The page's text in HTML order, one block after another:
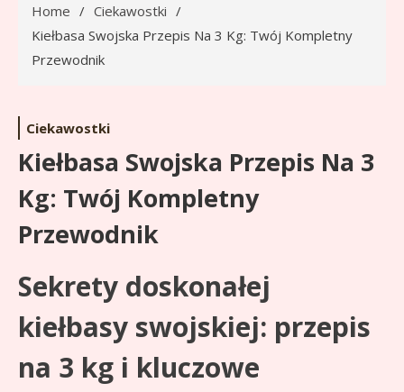
Home
Ciekawostki
Kiełbasa Swojska Przepis Na 3 Kg: Twój Kompletny
Przewodnik
Ciekawostki
Kiełbasa Swojska Przepis Na 3
Kg: Twój Kompletny
Przewodnik
Sekrety doskonałej
kiełbasy swojskiej: przepis
na 3 kg i kluczowe